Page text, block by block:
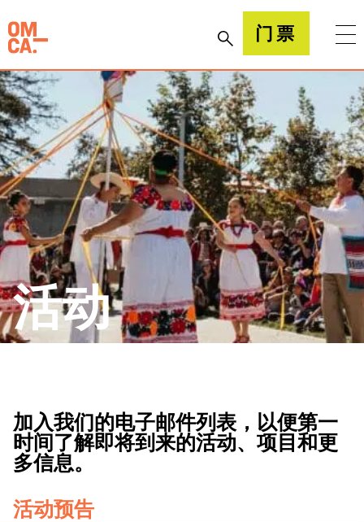
到
内
容
加州奥克兰博物馆(OMCA) 门票
活动
加入我们的电子邮件列表，以便第一
时间了解即将到来的活动、项目和更
多信息。
活动预告